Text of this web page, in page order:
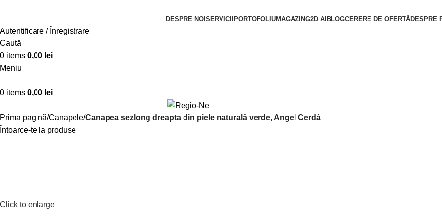
DESPRE NOI SERVICII PORTOFOLIUMAGAZING2D AI BLOGCERERE DE OFERTĂDESPRE
Autentificare / Înregistrare
Caută
0 items 0,00 lei
Meniu
0 items 0,00 lei
Prima pagină Canapele Canapea sezlong dreapta din piele naturală verde, Angel Cerdá
Întoarce-te la produse
Click to enlarge